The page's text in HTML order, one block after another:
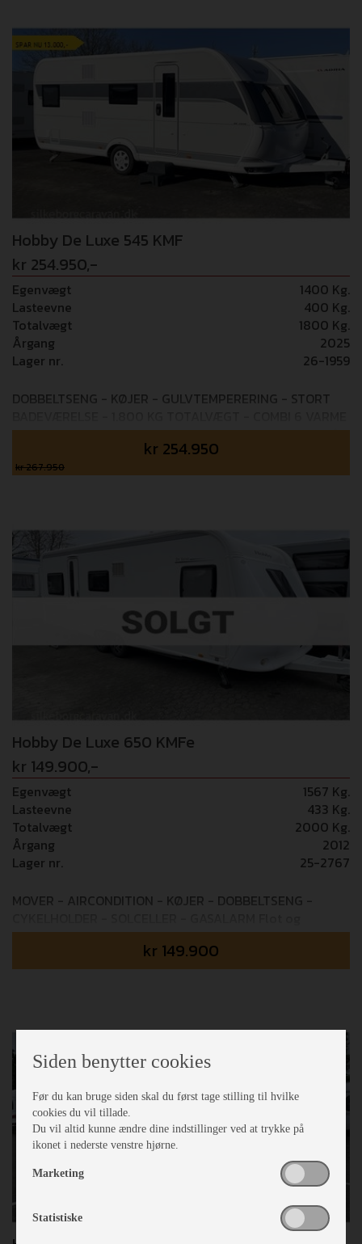
i danskernes smag. Kom forbi og oplev denne skønne
campingvogn.. OBS: Nu med hele 12 års tæthedstryghed!
Vognen er fabriksmonteret med: - 1800 kg aksel -
Gulvtemperering - Ekstra USB stik - Ambiente belysning
- Sengeudvidelse med lameludtræk Vi tager forbehold
for eventuelle fejl i opstilling/billede materialer.
Hobby De Luxe 545 KMF
kr 254.950,-
Egenvægt
1400 Kg.
Lasteevne
400 Kg.
Totalvægt
1800 Kg.
Årgang
2025
Lager nr.
26-1959
DOBBELTSENG - KØJER - GULVTEMPERERING - STORT
Mulighed for tilkøb af 24 mdr+ GOSafe garanti (i alt 4 års
garanti) - 6.995,- Mulighed for tilkøb af 36 mdr+ GOSafe
garanti (i alt 5 års garanti) - 8.995,- Super lækker Hobby
forbi og oplev denne skønne campingvogn.. OBS: Nu med
hele 12 års tæthedstryghed! Vognen er fabriksmonteret
med: - Elektrisk gulvtemperering (8.000,-) Vi tager
forbehold for fejl i opstillingen!
kr 254.950
kr 267.950
Hobby De Luxe 650 KMFe
kr 149.900,-
Egenvægt
1567 Kg.
Lasteevne
433 Kg.
Totalvægt
2000 Kg.
Årgang
2012
Lager nr.
25-2767
MOVER - AIRCONDITION - KØJER - DOBBELTSENG -
velholdt Hobby køje boogie vogn med masser af udstyr
som mover, aircondition, cykelholder m.m. Vi tager
forbehold for fejl i opstillingen!
kr 149.900
Siden benytter cookies
Før du kan bruge siden skal du først tage stilling til hvilke
cookies du vil tillade.
Du vil altid kunne ændre dine indstillinger ved at trykke på
ikonet i nederste venstre hjørne.
Marketing
Statistiske